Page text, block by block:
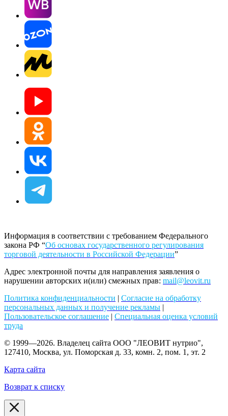
Информация в соответствии с требованием Федерального
закона РФ “Об основах государственного регулирования
торговой деятельности в Российской Федерации”
Адрес электронной почты для направления заявления о
нарушении авторских и(или) смежных прав: mail@leovit.ru
Политика конфиденциальности | Согласие на обработку
персональных данных и получение рекламы |
Пользовательское соглашение | Специальная оценка условий
труда
© 1999—2026. Владелец сайта ООО "ЛЕОВИТ нутрио",
127410, Москва, ул. Поморская д. 33, комн. 2, пом. 1, эт. 2
Карта сайта
Возврат к списку